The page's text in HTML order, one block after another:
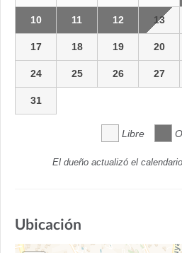
10 11 12 13
17 18 19 20
24 25 26 27
31
Libre
El dueño actualizó el
Ubicación